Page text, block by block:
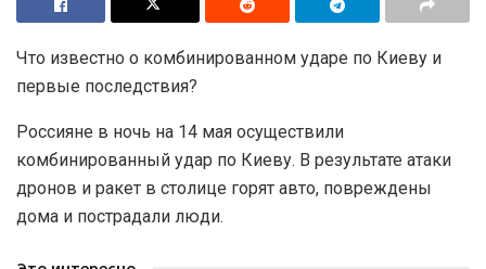
Что известно о комбинированном ударе по Киеву и
первые последствия?
Россияне в ночь на 14 мая осуществили
комбинированный удар по Киеву. В результате атаки
дронов и ракет в столице горят авто, повреждены
дома и пострадали люди.